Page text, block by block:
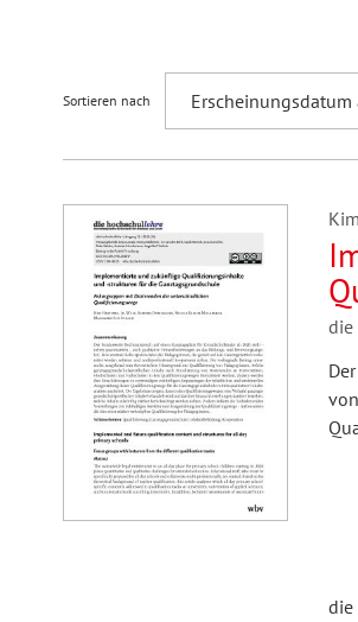
Sortieren nach
die
die